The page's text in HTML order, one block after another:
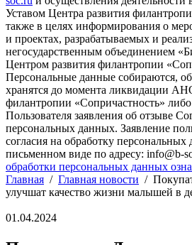
Уставом Центра развития
также в целях информирования о
и проектах, разрабатываемых и
негосударственным объединением
Центром развития филантропии
Персональные данные собираются,
хранятся до момента ликвидации
филантропии «Сопричастность»
Пользователя заявления об отзыве
персональных данных. Заявление
согласия на обработку персональных
письменном виде по адресу: info@b-
обработки персональных данных
Главная / Главная новости /
улучшат качество жизни малышей в
01.04.2024